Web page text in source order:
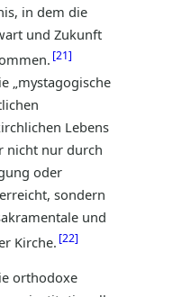
in dem die
und Zukunft
21
„mystagogische
Lebens
nicht nur durch
oder
sondern
und
Kirche. 22
orthodoxe